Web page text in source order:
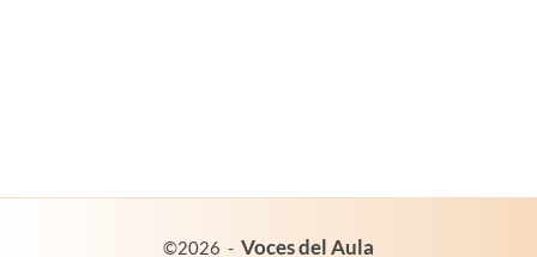
©2026 - Voces del Aulaes un proyecto de: